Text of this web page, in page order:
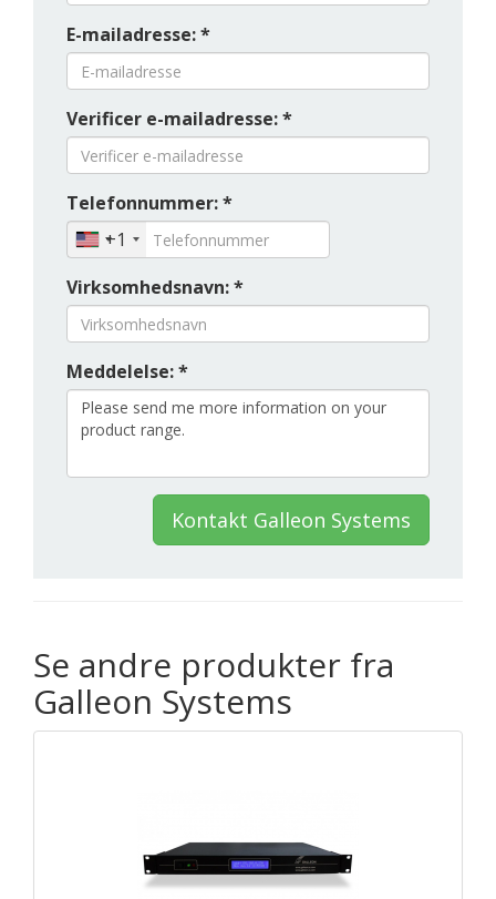
E-mailadresse: *
Verificer e-mailadresse: *
Telefonnummer: *
+1
Virksomhedsnavn: *
Meddelelse: *
Kontakt Galleon Systems
Se andre produkter fra
Galleon Systems